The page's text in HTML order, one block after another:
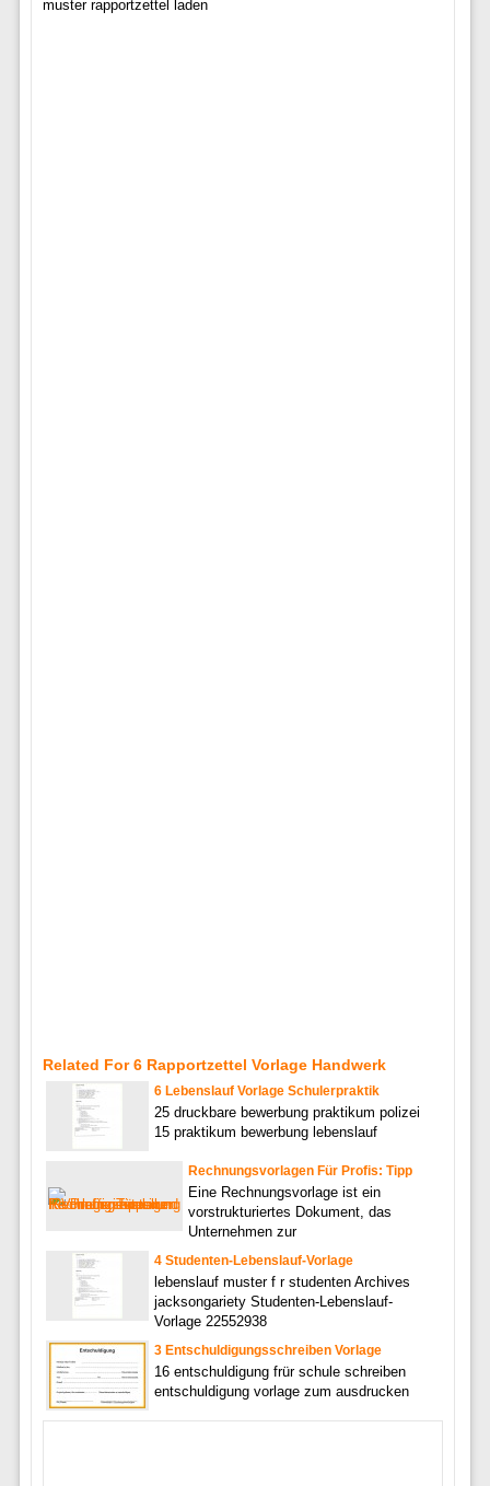
muster rapportzettel laden
Related For 6 Rapportzettel Vorlage Handwerk
6 Lebenslauf Vorlage Schulerpraktik
25 druckbare bewerbung praktikum polizei
15 praktikum bewerbung lebenslauf
Rechnungsvorlagen Für Profis: Tipp
Eine Rechnungsvorlage ist ein
vorstrukturiertes Dokument, das
Unternehmen zur
4 Studenten-Lebenslauf-Vorlage
lebenslauf muster f r studenten Archives
jacksongariety Studenten-Lebenslauf-
Vorlage 22552938
3 Entschuldigungsschreiben Vorlage
16 entschuldigung frür schule schreiben
entschuldigung vorlage zum ausdrucken